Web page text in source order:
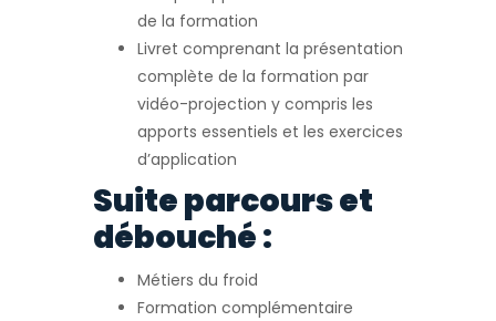
de la formation
Livret comprenant la présentation
complète de la formation par
vidéo-projection y compris les
apports essentiels et les exercices
d’application
Suite parcours et
débouché :
Métiers du froid
Formation complémentaire